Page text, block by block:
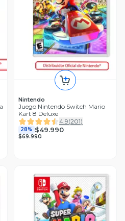
Nintendo
Juego Nintendo Switch Mario
Kart 8 Deluxe
4.9(201)
28% $49.990
$69.990